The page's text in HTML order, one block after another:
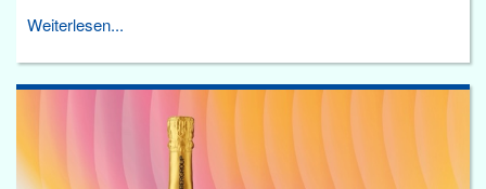
Weiterlesen...